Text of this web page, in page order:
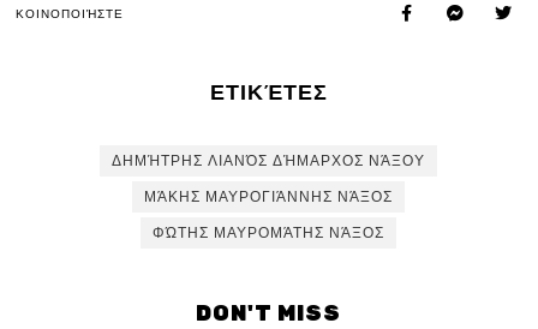
ΚΟΙΝΟΠΟΙΉΣΤΕ
ΕΤΙΚΈΤΕΣ
ΔΗΜΉΤΡΗΣ ΛΙΑΝΌΣ ΔΉΜΑΡΧΟΣ ΝΆΞΟΥ
ΜΆΚΗΣ ΜΑΥΡΟΓΙΆΝΝΗΣ ΝΆΞΟΣ
ΦΏΤΗΣ ΜΑΥΡΟΜΆΤΗΣ ΝΆΞΟΣ
DON'T MISS